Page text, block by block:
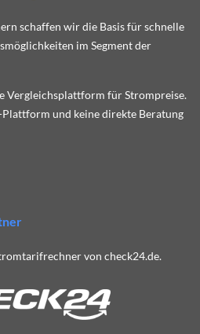
schaffen wir die Basis für schnelle
im Segment der
Vergleichsplattform für Strompreise.
und keine direkte Beratung
von check24.de.